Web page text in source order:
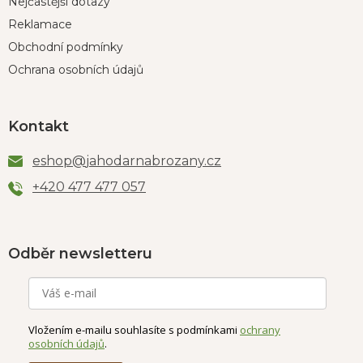
Reklamace
Obchodní podmínky
Ochrana osobních údajů
Kontakt
eshop@jahodarnabrozany.cz
+420 477 477 057
Odběr newsletteru
Vložením e-mailu souhlasíte s podmínkami ochrany
osobních údajů.